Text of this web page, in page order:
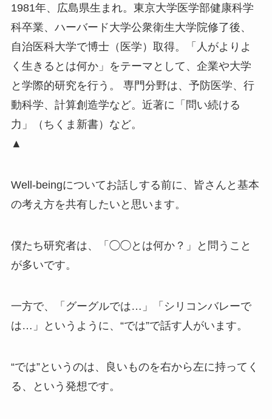
1981年、広島県生まれ。東京大学医学部健康科学
科卒業、ハーバード大学公衆衛生大学院修了後、
自治医科大学で博士（医学）取得。「人がよりよ
く生きるとは何か」をテーマとして、企業や大学
と学際的研究を行う。 専門分野は、予防医学、行
動科学、計算創造学など。近著に「問い続ける
力」（ちくま新書）など。
▲
Well-beingについてお話しする前に、皆さんと基本
の考え方を共有したいと思います。
僕たち研究者は、「◯◯とは何か？」と問うこと
が多いです。
一方で、「グーグルでは…」「シリコンバレーで
は…」というように、“では”で話す人がいます。
“では”というのは、良いものを右から左に持ってく
る、という発想です。